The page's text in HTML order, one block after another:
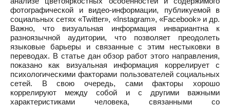
фотографической и видео-информации, публикуемой в
социальных сетях «Twitter», «Instagram», «Facebook» и др.
Важно, что визуальная информация инвариантна к
разноязычной аудитории, что позволяет преодолеть
языковые барьеры и связанные с этим нестыковки в
переводах. В статье дан обзор работ этого направления,
показано как визуальная информация коррелирует с
психологическими факторами пользователей социальных
сетей. В свою очередь, сами факторы хорошо
коррелируют между собой и с другими важными
характеристиками человека, связанными со